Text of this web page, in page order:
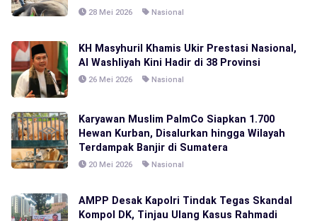
28 Mei 2026 Nasional
KH Masyhuril Khamis Ukir Prestasi Nasional,
Al Washliyah Kini Hadir di 38 Provinsi
26 Mei 2026 Nasional
Karyawan Muslim PalmCo Siapkan 1.700
Hewan Kurban, Disalurkan hingga Wilayah
Terdampak Banjir di Sumatera
20 Mei 2026 Nasional
AMPP Desak Kapolri Tindak Tegas Skandal
Kompol DK, Tinjau Ulang Kasus Rahmadi